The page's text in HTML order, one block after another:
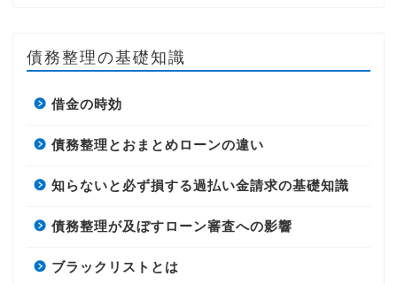
債務整理の基礎知識
借金の時効
債務整理とおまとめローンの違い
知らないと必ず損する過払い金請求の基礎知識
債務整理が及ぼすローン審査への影響
ブラックリストとは